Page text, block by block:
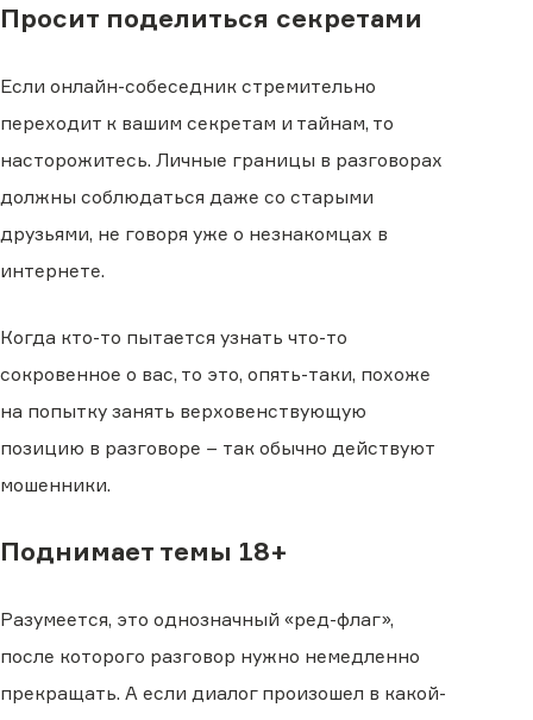
Просит поделиться секретами
Если онлайн-собеседник стремительно
переходит к вашим секретам и тайнам, то
насторожитесь. Личные границы в разговорах
должны соблюдаться даже со старыми
друзьями, не говоря уже о незнакомцах в
интернете.
Когда кто-то пытается узнать что-то
сокровенное о вас, то это, опять-таки, похоже
на попытку занять верховенствующую
позицию в разговоре − так обычно действуют
мошенники.
Поднимает темы 18+
Разумеется, это однозначный «ред-флаг»,
после которого разговор нужно немедленно
прекращать. А если диалог произошел в какой-